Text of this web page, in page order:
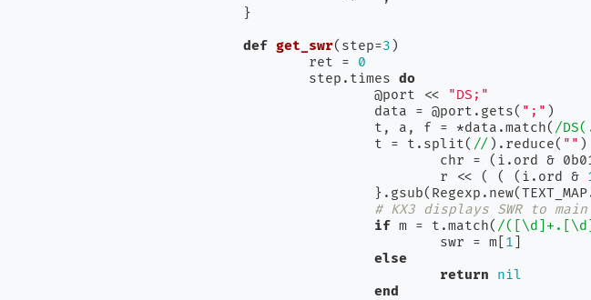
}
def get_swr(step=3 )
	ret =
0
	step.times
do
		@port <<
"DS;"
		data = @port.gets(
";" )
		t, a, f = *data.match(
/
		t = t.split(
// ).reduce( "" )
			r << ( ( (i.ord &
# KX3 displays SWR to
if m = t.match( /
			swr = m[
1
else
return
nil
end